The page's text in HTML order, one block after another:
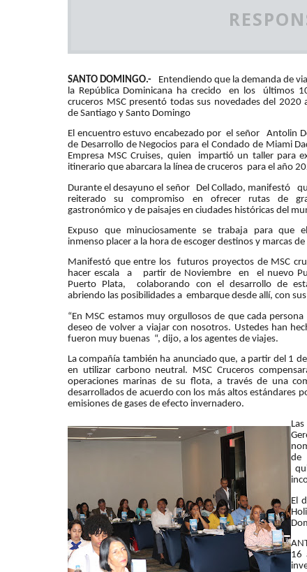
SANTO DOMINGO.- Entendiendo que la demanda de
la República Dominicana ha crecido en los últimos
cruceros MSC presentó todas sus novedades del 2020
de Santiago y Santo Domingo
El encuentro estuvo encabezado por el señor Antolin
de Desarrollo de Negocios para el Condado de Miami
Empresa MSC Cruises, quien impartió un taller para
itinerario que abarcara la línea de cruceros para el año
Durante el desayuno el señor Del Collado, manifestó
reiterado su compromiso en ofrecer rutas de
gastronómico y de paisajes en ciudades históricas del
Expuso que minuciosamente se trabaja para que
inmenso pl acer a la hora de escoger destinos y marcas
Manifestó que entre los futuros proyectos de MSC
hacer escala a partir de Noviembre en el nuevo
Puerto Plata, colaborando con el desarrollo de
abriendo las posibilidades a embarque desde allí, con
“En MSC estamos muy orgullosos de que cada
deseo de volver a viajar con nosotros. Ustedes han
fueron muy buenas “, dijo, a los agentes de viajes.
La compañía también ha anunciado que, a partir del 1
en utilizar carbono neutral. MSC Cruceros
operaciones marinas de su flota, a través de una
desarrollados de acuerdo con los más altos estándares
emisiones de gases de efecto invernadero.
de
El
16